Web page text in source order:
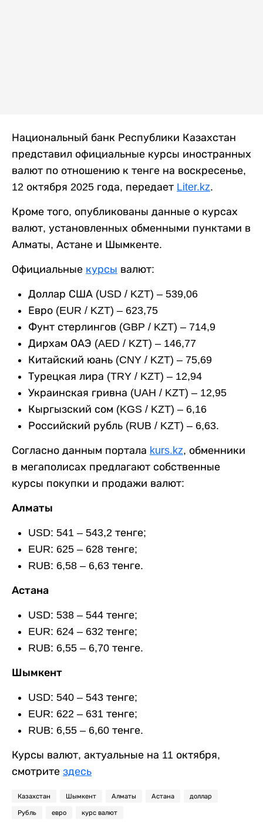
Национальный банк Республики Казахстан
представил официальные курсы иностранных
валют по отношению к тенге на воскресенье,
12 октября 2025 года, передает Liter.kz.
Кроме того, опубликованы данные о курсах
валют, установленных обменными пунктами в
Алматы, Астане и Шымкенте.
Официальные курсы валют:
Доллар США (USD / KZT) – 539,06
Евро (EUR / KZT) – 623,75
Фунт стерлингов (GBP / KZT) – 714,9
Дирхам ОАЭ (AED / KZT) – 146,77
Китайский юань (CNY / KZT) – 75,69
Турецкая лира (TRY / KZT) – 12,94
Украинская гривна (UAH / KZT) – 12,95
Кыргызский сом (KGS / KZT) – 6,16
Российский рубль (RUB / KZT) – 6,63.
Согласно данным портала kurs.kz, обменники
в мегаполисах предлагают собственные
курсы покупки и продажи валют:
Алматы
USD: 541 – 543,2 тенге;
EUR: 625 – 628 тенге;
RUB: 6,58 – 6,63 тенге.
Астана
USD: 538 – 544 тенге;
EUR: 624 – 632 тенге;
RUB: 6,55 – 6,70 тенге.
Шымкент
USD: 540 – 543 тенге;
EUR: 622 – 631 тенге;
RUB: 6,55 – 6,60 тенге.
Курсы валют, актуальные на 11 октября,
смотрите здесь
Казахстан Шымкент Алматы Астана доллар
Рубль евро курс валют